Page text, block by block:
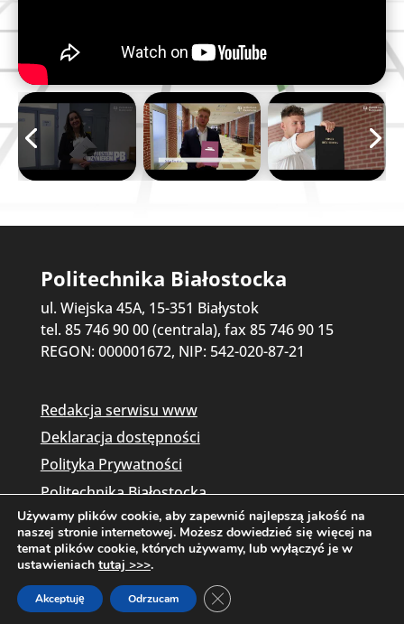
Politechnika Białostocka
ul. Wiejska 45A, 15-351 Białystok
tel. 85 746 90 00 (centrala), fax 85 746 90 15
REGON: 000001672, NIP: 542-020-87-21
Redakcja serwisu www
Deklaracja dostępności
Polityka Prywatności
Politechnika Białostocka
Copyright © 2026 Politechnika Białostocka
Używamy plików cookie, aby zapewnić najlepszą jakość na
naszej stronie internetowej. Możesz dowiedzieć się więcej na
temat plików cookie, których używamy, lub wyłączyć je w
ustawieniach tutaj >>>.
Akceptuję Odrzucam Zamknij panel powiadomień o